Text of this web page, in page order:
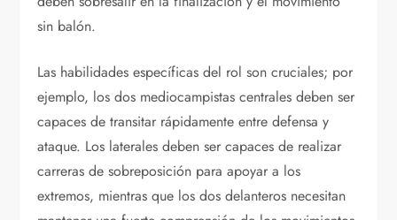
sin balón.
Las habilidades específicas del rol son cruciales; por
ejemplo, los dos mediocampistas centrales deben ser
capaces de transitar rápidamente entre defensa y
ataque. Los laterales deben ser capaces de realizar
carreras de sobreposición para apoyar a los
extremos, mientras que los dos delanteros necesitan